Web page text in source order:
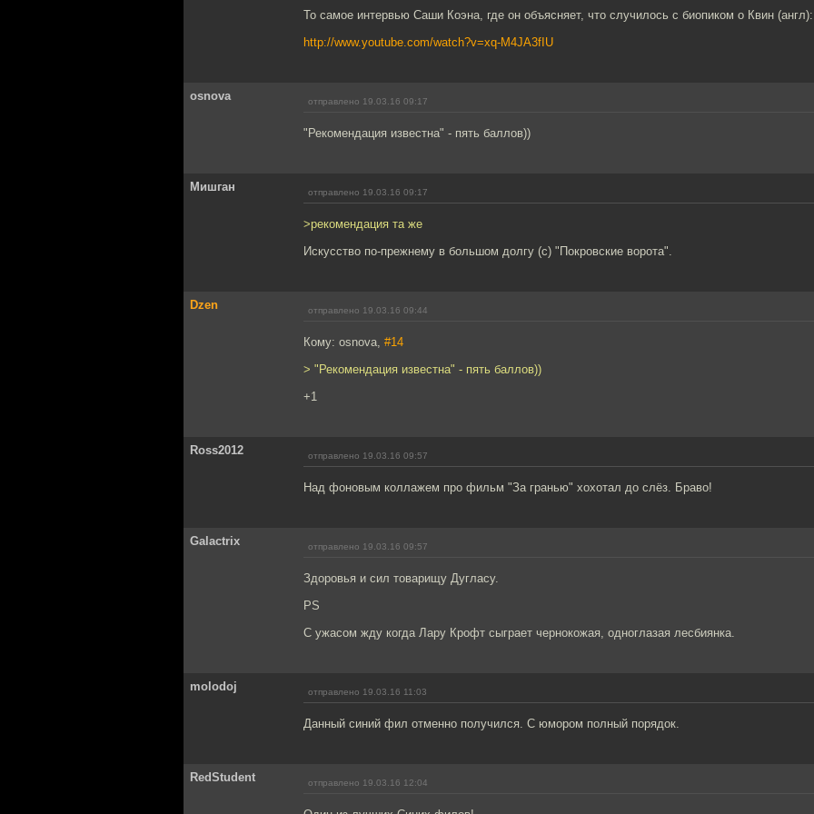
То самое интервью Саши Коэна, где он объясняет, что случилось с биопиком о Квин (англ):
http://www.youtube.com/watch?v=xq-M4JA3fIU
osnova отправлено 19.03.16 09:17
"Рекомендация известна" - пять баллов))
Мишган отправлено 19.03.16 09:17
>рекомендация та же
Искусство по-прежнему в большом долгу (c) "Покровские ворота".
Dzen отправлено 19.03.16 09:44
Кому: osnova, #14
> "Рекомендация известна" - пять баллов))
+1
Ross2012 отправлено 19.03.16 09:57
Над фоновым коллажем про фильм "За гранью" хохотал до слёз. Браво!
Galactrix отправлено 19.03.16 09:57
Здоровья и сил товарищу Дугласу.
PS
С ужасом жду когда Лару Крофт сыграет чернокожая, одноглазая лесбиянка.
molodoj отправлено 19.03.16 11:03
Данный синий фил отменно получился. С юмором полный порядок.
RedStudent отправлено 19.03.16 12:04